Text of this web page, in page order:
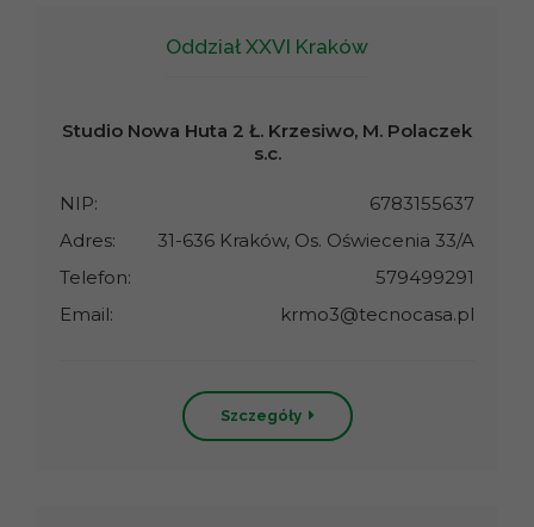
Oddział XXVI Kraków
Studio Nowa Huta 2 Ł. Krzesiwo, M. Polaczek
s.c.
NIP:
6783155637
Adres:
31-636 Kraków, Os. Oświecenia 33/A
Telefon:
579499291
Email:
krmo3@tecnocasa.pl
Szczegóły